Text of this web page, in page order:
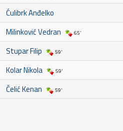
Ćulibrk Anđelko
Milinković Vedran 65'
Stupar Filip 59'
Kolar Nikola 59'
Čelić Kenan 59'